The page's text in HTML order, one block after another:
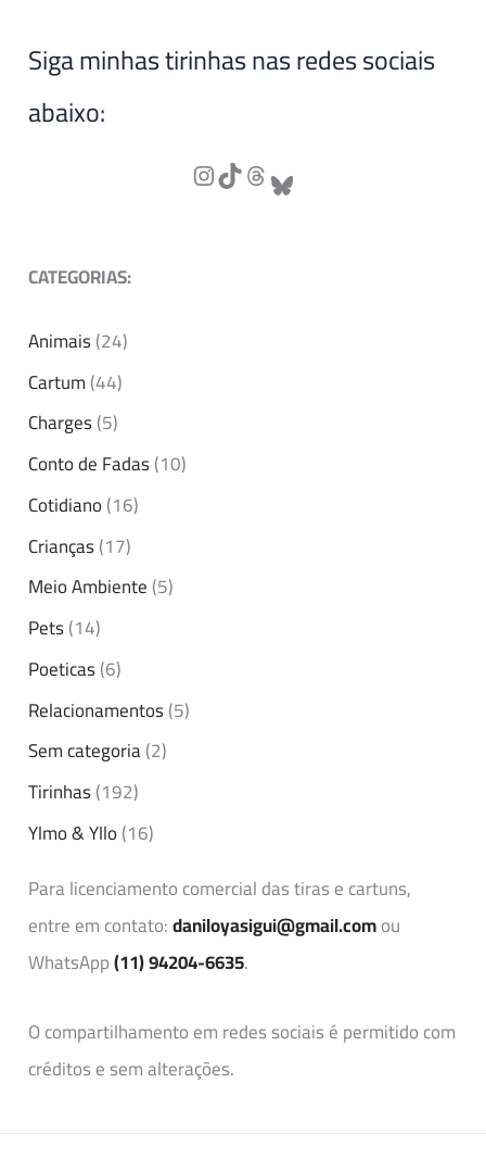
Siga minhas tirinhas nas redes sociais
abaixo:
CATEGORIAS:
Animais(24)
Cartum(44)
Charges(5)
Conto de Fadas(10)
Cotidiano(16)
Crianças(17)
Meio Ambiente(5)
Pets(14)
Poeticas(6)
Relacionamentos(5)
Sem categoria(2)
Tirinhas(192)
Ylmo & Yllo(16)
Para licenciamento comercial das tiras e cartuns,
entre em contato:daniloyasigui@gmail.comou
WhatsApp(11) 94204-6635.
O compartilhamento em redes sociais é permitido com
créditos e sem alterações.